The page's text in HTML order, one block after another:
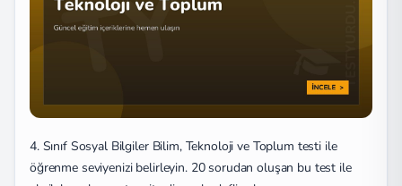
4. Sınıf Sosyal Bilgiler Bilim, Teknoloji ve Toplum testi ile
öğrenme seviyenizi belirleyin. 20 sorudan oluşan bu test ile